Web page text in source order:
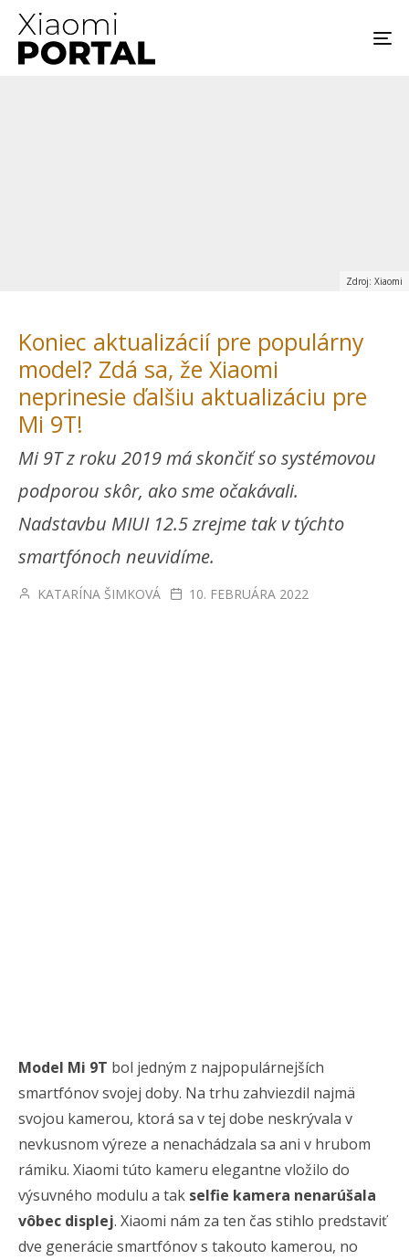
Zdroj: Xiaomi
Koniec aktualizácií pre populárny
model? Zdá sa, že Xiaomi
neprinesie ďalšiu aktualizáciu pre
Mi 9T!
Mi 9T z roku 2019 má skončiť so systémovou
podporou skôr, ako sme očakávali.
Nadstavbu MIUI 12.5 zrejme tak v týchto
smartfónoch neuvidíme.
KATARÍNA ŠIMKOVÁ 10. FEBRUÁRA 2022
Model Mi 9T bol jedným z najpopulárnejších
smartfónov svojej doby. Na trhu zahviezdil najmä
svojou kamerou, ktorá sa v tej dobe neskrývala v
nevkusnom výreze a nenachádzala sa ani v hrubom
rámiku. Xiaomi túto kameru elegantne vložilo do
výsuvného modulu a tak selfie kamera nenarúšala
vôbec displej. Xiaomi nám za ten čas stihlo predstaviť
dve generácie smartfónov s takouto kamerou, no